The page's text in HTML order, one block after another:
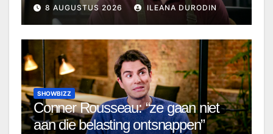
8 AUGUSTUS 2026 ILEANA DURODIN
SHOWBIZZ
Conner Rousseau: “ze gaan niet
aan die belasting ontsnappen”